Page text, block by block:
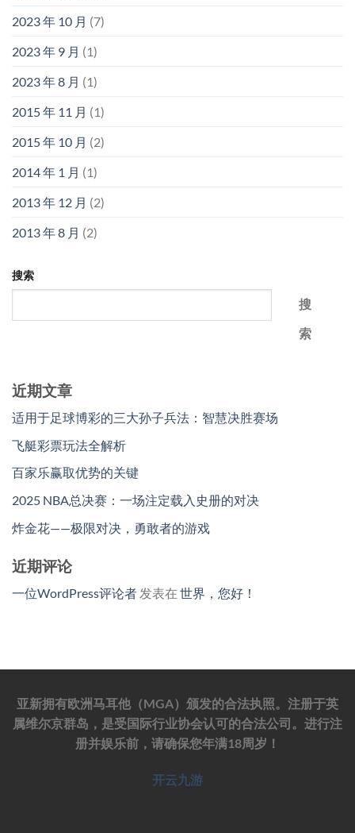
2023 年 10 月 (7)
2023 年 9 月 (1)
2023 年 8 月 (1)
2015 年 11 月 (1)
2015 年 10 月 (2)
2014 年 1 月 (1)
2013 年 12 月 (2)
2013 年 8 月 (2)
搜索
搜
索
近期文章
适用于足球博彩的三大孙子兵法：智慧决胜赛场
飞艇彩票玩法全解析
百家乐赢取优势的关键
2025 NBA总决赛：一场注定载入史册的对决
炸金花——极限对决，勇敢者的游戏
近期评论
一位WordPress评论者 发表在 世界，您好！
亚新拥有欧洲马耳他（MGA）颁发的合法执照。注册于英
属维尔京群岛，是受国际行业协会认可的合法公司。进行注
册并娱乐前，请确保您年满18周岁！
开云九游